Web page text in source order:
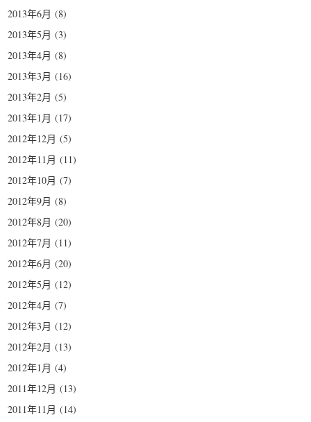
2013年6月 (8)
2013年5月 (3)
2013年4月 (8)
2013年3月 (16)
2013年2月 (5)
2013年1月 (17)
2012年12月 (5)
2012年11月 (11)
2012年10月 (7)
2012年9月 (8)
2012年8月 (20)
2012年7月 (11)
2012年6月 (20)
2012年5月 (12)
2012年4月 (7)
2012年3月 (12)
2012年2月 (13)
2012年1月 (4)
2011年12月 (13)
2011年11月 (14)